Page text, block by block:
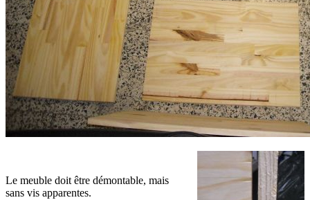
Le meuble doit être démontable, mais
sans vis apparentes.